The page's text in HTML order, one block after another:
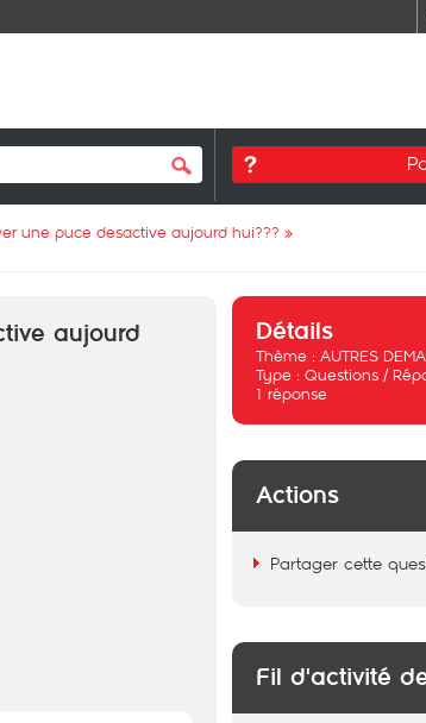
une puce desactive aujourd hui??? »
aujourd
Détails
Thème : AUTRES
Type : Questions /
1 réponse
Actions
Partager cette
Fil d'activité